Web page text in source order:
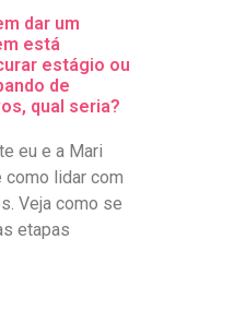
dar um
está
estágio ou
de
qual seria?
eu e a Mari
lidar com
Veja como se
etapas